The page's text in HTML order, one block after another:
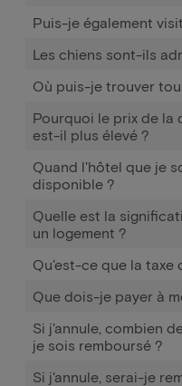
Puis-je également
Les chiens sont-ils
Où puis-je trouver
Pourquoi le prix de la
est-il plus élevé ?
Quand l'hôtel que je
disponible ?
Quelle est la
un logement ?
Qu'est-ce que la taxe
Que dois-je payer à
Si j'annule, combien
je sois remboursé ?
Si j'annule, serai-je